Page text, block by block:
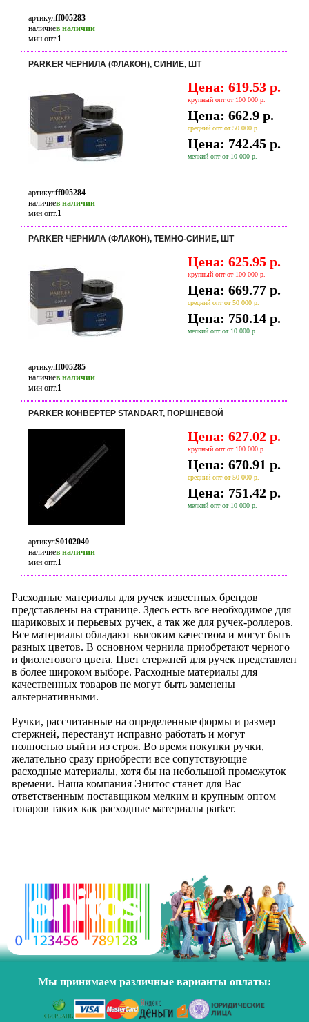
артикулff005283
наличиев наличии
мин опт.1
PARKER ЧЕРНИЛА (ФЛАКОН), СИНИЕ, ШТ
Цена: 619.53 р.
крупный опт от 100 000 р.
Цена: 662.9 р.
средний опт от 50 000 р.
Цена: 742.45 р.
мелкий опт от 10 000 р.
артикулff005284
наличиев наличии
мин опт.1
PARKER ЧЕРНИЛА (ФЛАКОН), ТЕМНО-СИНИЕ, ШТ
Цена: 625.95 р.
крупный опт от 100 000 р.
Цена: 669.77 р.
средний опт от 50 000 р.
Цена: 750.14 р.
мелкий опт от 10 000 р.
артикулff005285
наличиев наличии
мин опт.1
PARKER КОНВЕРТЕР STANDART, ПОРШНЕВОЙ
Цена: 627.02 р.
крупный опт от 100 000 р.
Цена: 670.91 р.
средний опт от 50 000 р.
Цена: 751.42 р.
мелкий опт от 10 000 р.
артикулS0102040
наличиев наличии
мин опт.1
Расходные материалы для ручек известных брендов
представлены на странице. Здесь есть все необходимое для
шариковых и перьевых ручек, а так же для ручек-роллеров.
Все материалы обладают высоким качеством и могут быть
разных цветов. В основном чернила приобретают черного
и фиолетового цвета. Цвет стержней для ручек представлен
в более широком выборе. Расходные материалы для
качественных товаров не могут быть заменены
альтернативными.
Ручки, рассчитанные на определенные формы и размер
стержней, перестанут исправно работать и могут
полностью выйти из строя. Во время покупки ручки,
желательно сразу приобрести все сопутствующие
расходные материалы, хотя бы на небольшой промежуток
времени. Наша компания Энитос станет для Вас
ответственным поставщиком мелким и крупным оптом
товаров таких как расходные материалы parker.
Мы принимаем различные варианты оплаты: